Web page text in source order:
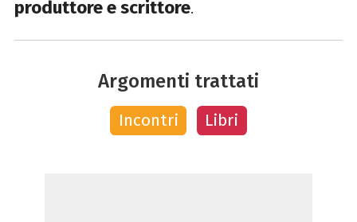
produttore e scrittore.
Argomenti trattati
Incontri Libri